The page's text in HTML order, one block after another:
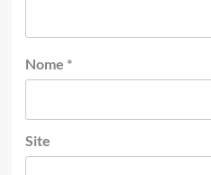
Nome *
Site